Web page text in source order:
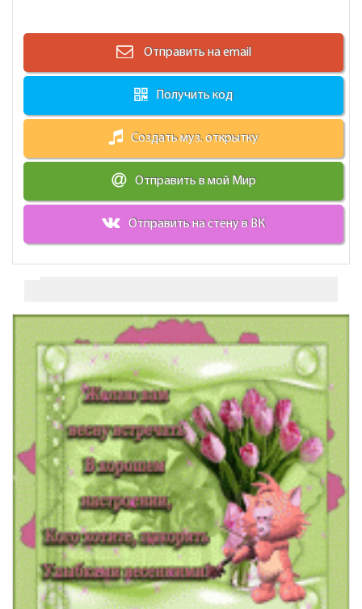
Отправить на email
Получить код
Создать муз. открытку
Отправить в мой Мир
Отправить на стену в ВК